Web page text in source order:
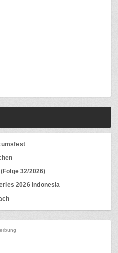
32/2026)
2026 Indonesia